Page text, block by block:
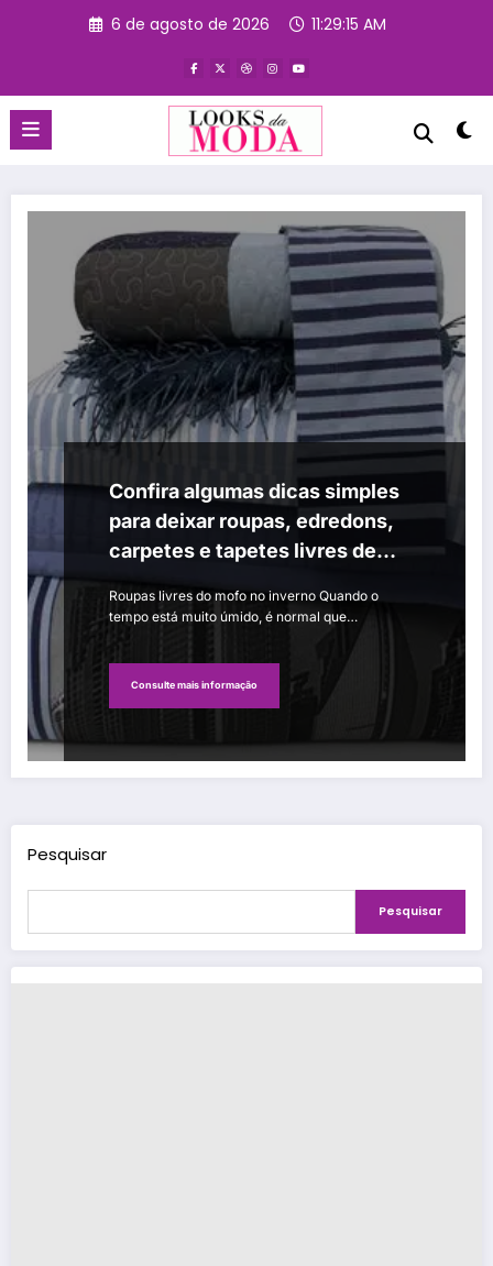
6 de agosto de 2026 11:29:15 AM
Confira algumas dicas simples
para deixar roupas, edredons,
carpetes e tapetes livres de
fungos
Roupas livres do mofo no inverno Quando o
tempo está muito úmido, é normal que…
Consulte mais informação
Pesquisar
Pesquisar